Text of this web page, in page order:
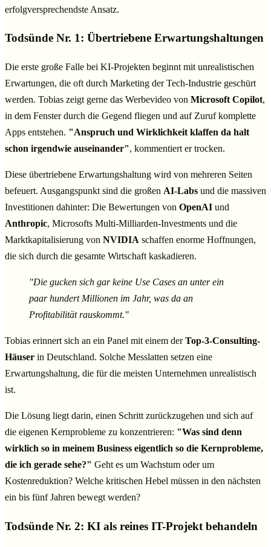
erfolgversprechendste Ansatz.
Todsünde Nr. 1: Übertriebene Erwartungshaltungen
Die erste große Falle bei KI-Projekten beginnt mit unrealistischen
Erwartungen, die oft durch Marketing der Tech-Industrie geschürt
werden. Tobias zeigt gerne das Werbevideo von Microsoft Copilot,
in dem Fenster durch die Gegend fliegen und auf Zuruf komplette
Apps entstehen. "Anspruch und Wirklichkeit klaffen da halt
schon irgendwie auseinander", kommentiert er trocken.
Diese übertriebene Erwartungshaltung wird von mehreren Seiten
befeuert. Ausgangspunkt sind die großen AI-Labs und die massiven
Investitionen dahinter: Die Bewertungen von OpenAI und
Anthropic, Microsofts Multi-Milliarden-Investments und die
Marktkapitalisierung von NVIDIA schaffen enorme Hoffnungen,
die sich durch die gesamte Wirtschaft kaskadieren.
"Die gucken sich gar keine Use Cases an unter ein
paar hundert Millionen im Jahr, was da an
Profitabilität rauskommt."
Tobias erinnert sich an ein Panel mit einem derTop-3-Consulting-
Häuser in Deutschland. Solche Messlatten setzen eine
Erwartungshaltung, die für die meisten Unternehmen unrealistisch
ist.
Die Lösung liegt darin, einen Schritt zurückzugehen und sich auf
die eigenen Kernprobleme zu konzentrieren: "Was sind denn
wirklich so in meinem Business eigentlich so die Kernprobleme,
die ich gerade sehe?" Geht es um Wachstum oder um
Kostenreduktion? Welche kritischen Hebel müssen in den nächsten
ein bis fünf Jahren bewegt werden?
Todsünde Nr. 2: KI als reines IT-Projekt behandeln